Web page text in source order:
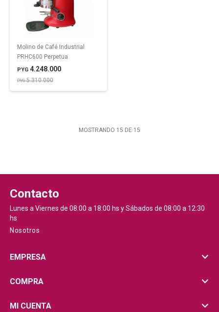
Molino de Café Industrial
PRHC600 Perpetua
PYG 4.248.000
PYG5.310.000
MOSTRANDO 15 DE 15
Contacto
Lunes a Viernes de 08:00 a 18:00 hs y Sábados de 08:00 a 12:30
hs
Nosotros
EMPRESA
COMPRA
MI CUENTA